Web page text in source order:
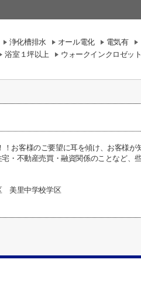
浄化槽排水 オール電化 電気有
浴室１坪以上 ウォークインクロゼッ
お客様のご要望に耳を傾け、お客様
・不動産売買・融資関係のことなど、
美里中学校学区